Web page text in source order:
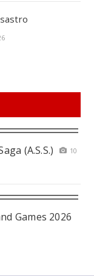
(A.S.S.)
10
Games 2026